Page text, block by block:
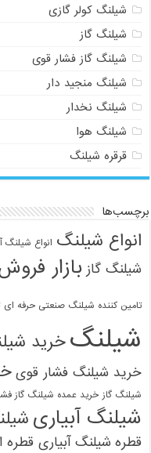
شیلنگ کولر گازی
شیلنگ گاز
شیلنگ گاز فشار قوی
شیلنگ منجید دار
شیلنگ نخدار
شیلنگ هوا
قرقره شیلنگ
برچسب‌ها
انواع شیلنگ انواع شیلنگ
شیلنگ گاز بازار
تامین کننده شیلنگ صنعتی حرفه ای
شیلنگخرید
خرید شیلنگ فشار قوی
شیلنگ گاز خرید عمده شیلنگ گاز
شیلنگ آبیاری
قطره شیلنگ آبیاری قطره